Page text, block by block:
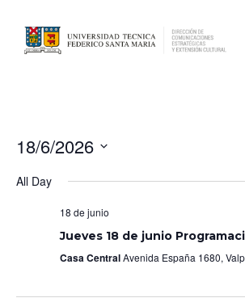
18/6/2026
date.
All Day
18 de junio
Jueves 18 de junio
Casa CentralAvenida España 1680,